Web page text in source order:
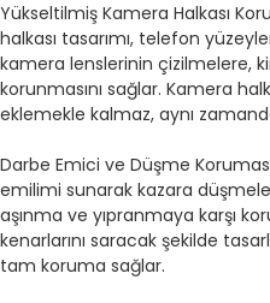
Yükseltilmiş Kamera Halkası
halkası tasarımı, telefon
kamera lenslerinin çizilmelere,
korunmasını sağlar. Kamera
eklemekle kalmaz, aynı
Darbe Emici ve Düşme
emilimi sunarak kazara
aşınma ve yıpranmaya karşı
kenarlarını saracak şekilde
tam koruma sağlar.